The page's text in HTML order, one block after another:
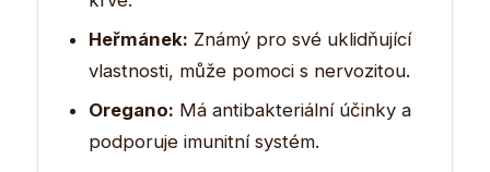
Heřmánek: Známý pro své uklidňující
vlastnosti, může pomoci s nervozitou.
Oregano: Má antibakteriální účinky a
podporuje imunitní systém.